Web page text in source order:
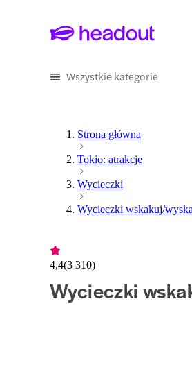
Wszystkie kategorie
Strona główna
Tokio: atrakcje
Wycieczki
Wycieczki wskakuj/
4,4(3 310)
Wycieczki